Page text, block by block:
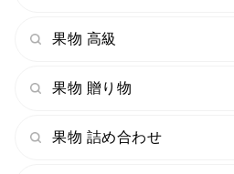
果物 高級
果物 贈り物
果物 詰め合わせ